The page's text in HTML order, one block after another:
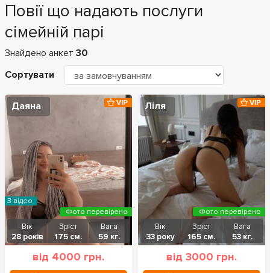
Повії що надають послуги
сімейній парі
Знайдено анкет 30
Сортувати
Даяна
Вік
28 років
Зріст
175 см.
Вага
59 кг.
від 4000 грн.
VIP
З відео
Фото перевірено
Ліля
Вік
33 року
Зріст
165 см.
Вага
53 кг.
від 3000 грн.
VIP
Фото перевірено